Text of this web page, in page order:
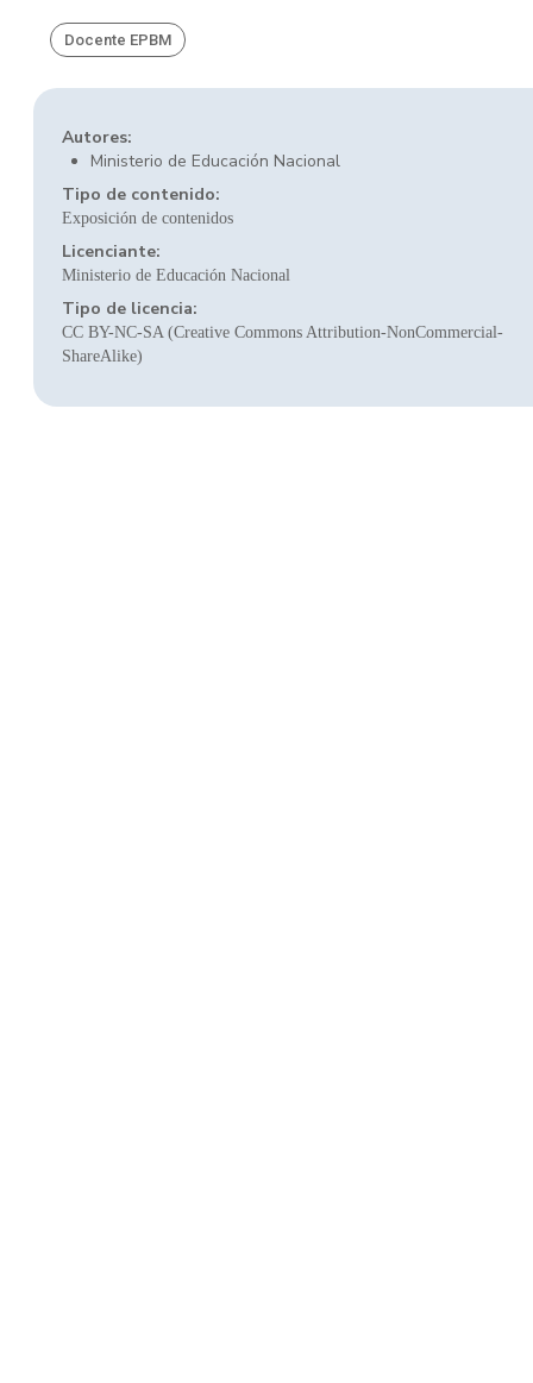
Docente EPBM
Autores:
Ministerio de Educación Nacional
Tipo de contenido:
Exposición de contenidos
Licenciante:
Ministerio de Educación Nacional
Tipo de licencia:
CC BY-NC-SA (Creative Commons Attribution-NonCommercial-
ShareAlike)